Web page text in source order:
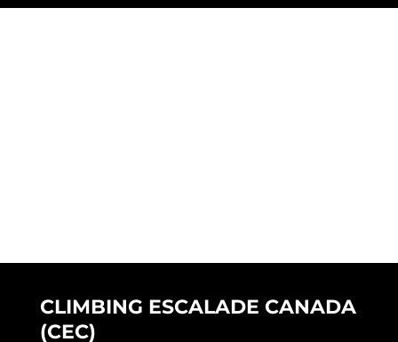
CLIMBING ESCALADE CANADA
(CEC)